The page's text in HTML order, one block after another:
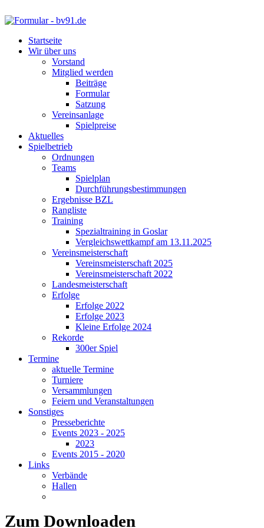
Startseite
Wir über uns
Vorstand
Mitglied werden
Beiträge
Formular
Satzung
Vereinsanlage
Spielpreise
Aktuelles
Spielbetrieb
Ordnungen
Teams
Spielplan
Durchführungsbestimmungen
Ergebnisse BZL
Rangliste
Training
Spezialtraining in Goslar
Vergleichswettkampf am 13.11.2025
Vereinsmeisterschaft
Vereinsmeisterschaft 2025
Vereinsmeisterschaft 2022
Landesmeisterschaft
Erfolge
Erfolge 2022
Erfolge 2023
Kleine Erfolge 2024
Rekorde
300er Spiel
Termine
aktuelle Termine
Turniere
Versammlungen
Feiern und Veranstaltungen
Sonstiges
Presseberichte
Events 2023 - 2025
2023
Events 2015 - 2020
Links
Verbände
Hallen
Zum Downloaden